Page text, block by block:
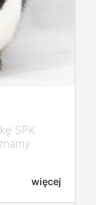
SPK
więcej